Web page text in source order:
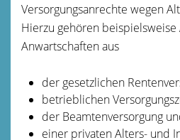
Versorgungsanrechte wegen
Hierzu gehören
Anwartschaften aus
der gesetzlichen
betrieblichen
der Beamtenversorgung
einer privaten Alters- und